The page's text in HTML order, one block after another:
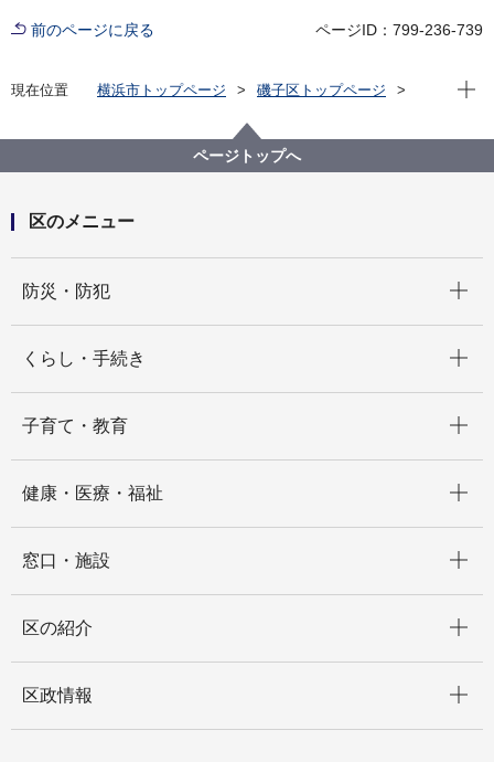
前のページに戻る ページID：799-236-739
現在位置 横浜市トップページ
磯子区トップページ
障害福祉に関する磯子区からのお知らせ
現在
ページトップへ
区のメニュー
防災・防犯
くらし・手続き
子育て・教育
健康・医療・福祉
窓口・施設
区の紹介
区政情報